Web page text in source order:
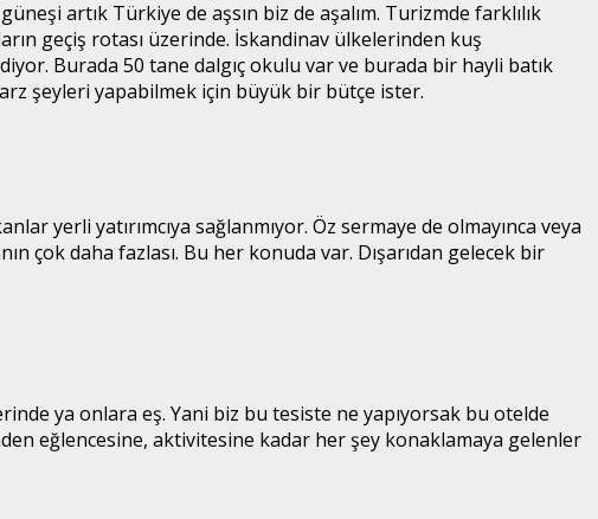
artık Türkiye de aşsın biz de aşalım. Turizmde farklılık
geçiş rotası üzerinde. İskandinav ülkelerinden kuş
Burada 50 tane dalgıç okulu var ve burada bir hayli batık
şeyleri yapabilmek için büyük bir bütçe ister.
yerli yatırımcıya sağlanmıyor. Öz sermaye de olmayınca veya
çok daha fazlası. Bu her konuda var. Dışarıdan gelecek bir
ya onlara eş. Yani biz bu tesiste ne yapıyorsak bu otelde
eğlencesine, aktivitesine kadar her şey konaklamaya gelenler